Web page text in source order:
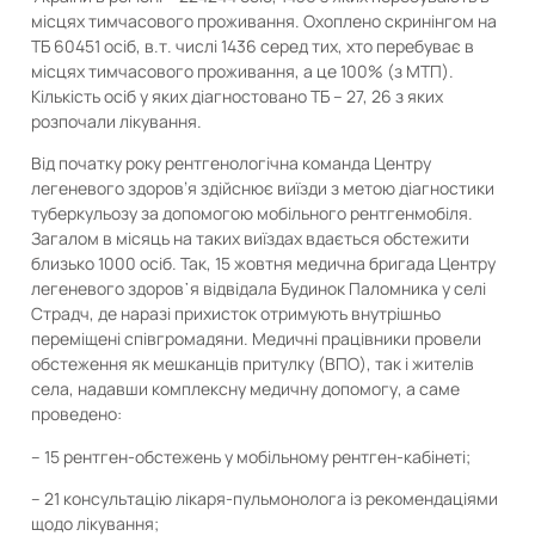
місцях тимчасового проживання. Охоплено скринінгом на
ТБ 60451 осіб, в.т. числі 1436 серед тих, хто перебуває в
місцях тимчасового проживання, а це 100% (з МТП).
Кількість осіб у яких діагностовано ТБ – 27, 26 з яких
розпочали лікування.
Від початку року рентгенологічна команда Центру
легеневого здоров’я здійснює виїзди з метою діагностики
туберкульозу за допомогою мобільного рентгенмобіля.
Загалом в місяць на таких виїздах вдається обстежити
близько 1000 осіб. Так, 15 жовтня медична бригада Центру
легеневого здоров᾿я відвідала Будинок Паломника у селі
Страдч, де наразі прихисток отримують внутрішньо
переміщені співгромадяни. Медичні працівники провели
обстеження як мешканців притулку (ВПО), так і жителів
села, надавши комплексну медичну допомогу, а саме
проведено:
– 15 рентген-обстежень у мобільному рентген-кабінеті;
– 21 консультацію лікаря-пульмонолога із рекомендаціями
щодо лікування;